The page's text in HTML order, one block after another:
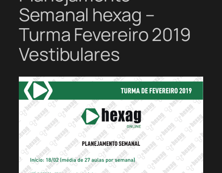
Semanal hexag –
Turma Fevereiro 2019
Vestibulares